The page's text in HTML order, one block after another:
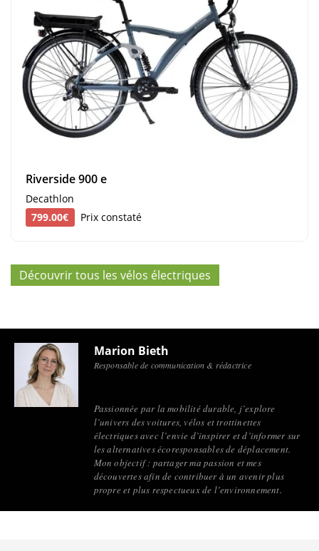
Riverside 900 e
Decathlon
799.00€
Prix constaté
Découvrir tous les vélos électriques
Marion Bieth
Responsable de communication & rédactrice
Passionnée par la mobilité durable, j’explore
l’univers des voitures, vélos et trottinettes
électriques avec l’envie d’inspirer et d’informer sur
les alternatives écoresponsables de déplacement.
Mon objectif : partager ma passion et mes
découvertes afin de contribuer à un avenir plus
propre et plus respectueux de l’environnement.